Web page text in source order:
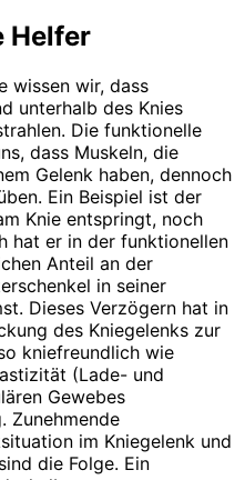
Helfer
wissen wir, dass
unterhalb des Knies
Die funktionelle
dass Muskeln, die
Gelenk haben, dennoch
Ein Beispiel ist der
Knie entspringt, noch
hat er in der funktionellen
Anteil an der
in seiner
Dieses Verzögern hat in
des Kniegelenks zur
kniefreundlich wie
(Lade- und
Gewebes
Zunehmende
im Kniegelenk und
die Folge. Ein